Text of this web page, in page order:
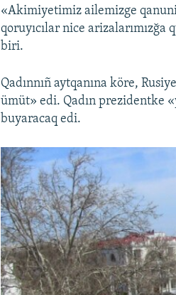
«Akimiyetimiz ailemizge
qoruyıcılar nice
biri.
Qadınnıñ aytqanına köre,
ümüt» edi. Qadın prezidentke
buyaracaq edi.